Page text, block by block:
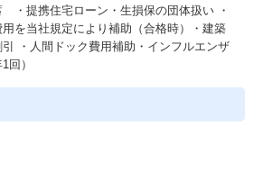
提携住宅ローン・生損保の団体扱い ・
を当社規定により補助（合格時）・建築
・人間ドック費用補助・インフルエンザ
回）